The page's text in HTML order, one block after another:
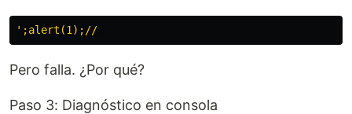
'
Pero falla. ¿Por qué?
Paso 3: Diagnóstico en consola